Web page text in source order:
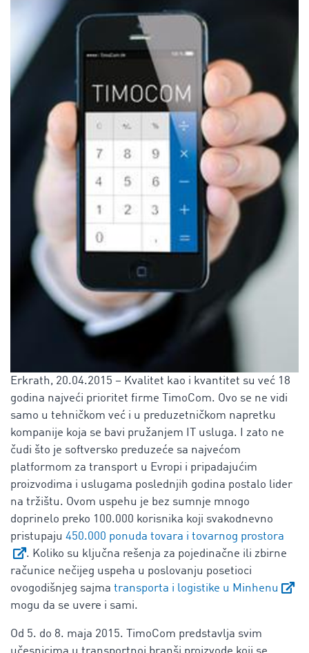
Erkrath, 20.04.2015 – Kvalitet kao i kvantitet su već 18
godina najveći prioritet firme TimoCom. Ovo se ne vidi
samo u tehničkom već i u preduzetničkom napretku
kompanije koja se bavi pružanjem IT usluga. I zato ne
čudi što je softversko preduzeće sa najvećom
platformom za transport u Evropi i pripadajućim
proizvodima i uslugama poslednjih godina postalo lider
na tržištu. Ovom uspehu je bez sumnje mnogo
doprinelo preko 100.000 korisnika koji svakodnevno
pristupaju 450.000 ponuda tovara i tovarnog prostora
. Koliko su ključna rešenja za pojedinačne ili zbirne
računice nečijeg uspeha u poslovanju posetioci
ovogodišnjeg sajma transporta i logistike u Minhenu
mogu da se uvere i sami.
Od 5. do 8. maja 2015. TimoCom predstavlja svim